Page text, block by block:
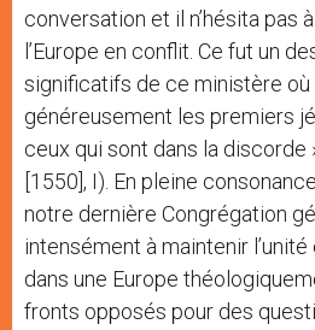
conversation et il n’hésita pas
l’Europe en conflit. Ce fut un
significatifs de ce ministère où
généreusement les premiers
ceux qui sont dans la discorde
[1550], I). En pleine
notre dernière Congrégation
intensément à maintenir
dans une Europe
fronts opposés pour des